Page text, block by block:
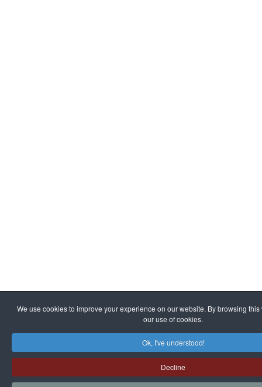
We use cookies to improve your experience on our website. By browsing
our use of cookies.
Ok, I've understood!
Decline